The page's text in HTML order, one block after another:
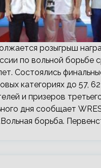
розыгрыш
по вольной борьбе
Состоялись
категориях до 57, 62
и призеров
дня сообщает
борьба.